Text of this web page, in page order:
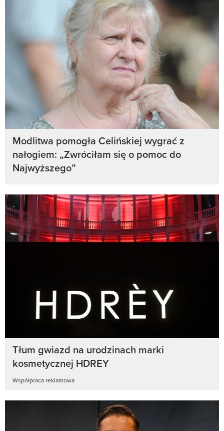
Modlitwa pomogła Celińskiej wygrać z
nałogiem: „Zwróciłam się o pomoc do
Najwyższego”
Tłum gwiazd na urodzinach marki
kosmetycznej HDREY
Współpraca reklamowa